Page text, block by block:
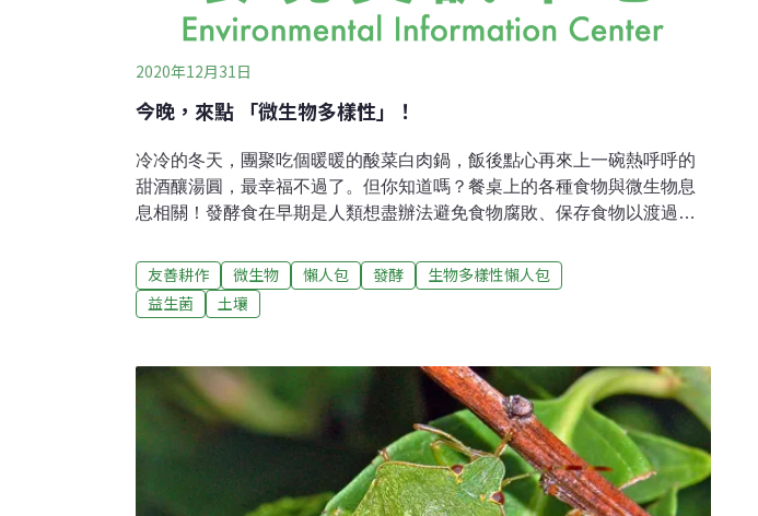
2020年12月31日
今晚，來點 「微生物多樣性」！
冷冷的冬天，團聚吃個暖暖的酸菜白肉鍋，飯後點心再來上一碗熱呼呼的
甜酒釀湯圓，最幸福不過了。但你知道嗎？餐桌上的各種食物與微生物息
息相關！發酵食在早期是人類想盡辦法避免食物腐敗、保存食物以渡過糧
中，人類在不同時間點發現、知道，並開始利用這種轉化的能力來加工食
材，形成各式各樣的發酵品，漸漸地在各種文化裡扮演著重要的角色，同
時也有許多美食靠著維持發酵現場所創造獨特風味。我們常接觸的飲品、
可大致分成5大類：微生物除了增添食物風味，我們也常聽到的優格、優酪
乳可補充益生菌來維繫腸道健康，也有許多發酵食品被證實為有益人體的
健康食品。而我們習以為常的飲食，也影響著我們的腸道菌相與健康。於
土壤中默默努力的小小兵們，將分解的能量轉由植物接手利用，開啟嶄新
的生命旅程。人類也從這些過程中獲
友善耕作 微生物 懶人包 發酵
生物多樣性懶人包
益生菌
土壤